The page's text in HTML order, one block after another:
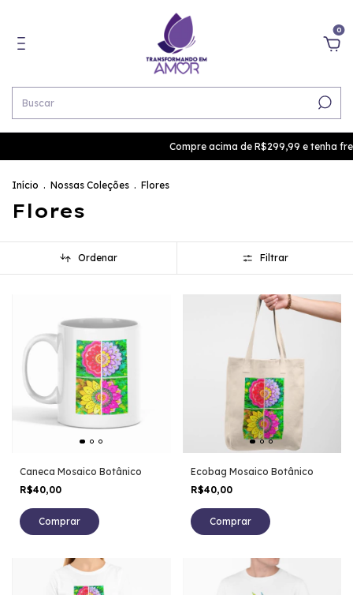
0
Compre acima de R$299,99 e tenha
Início . Nossas Coleções . Flores
Flores
Ordenar Filtrar
Caneca Mosaico Botânico
R$40,00
Ecobag Mosaico Botânico
R$40,00